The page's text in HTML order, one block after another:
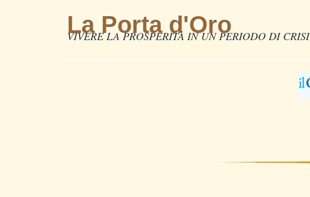
La Porta d'Oro
VIVERE LA PROSPERITÀ IN UN PERIODO DI CRISI